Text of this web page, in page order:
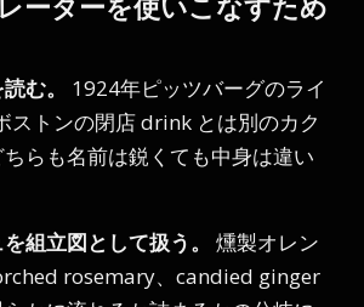
ーターを使いこなすため
む。
1924年ピッツバーグのライ
ストンの閉店 drink とは別のカク
らも名前は鋭くても中身は違い
組立図として扱う。
燻製オレン
rosemary、candied ginger